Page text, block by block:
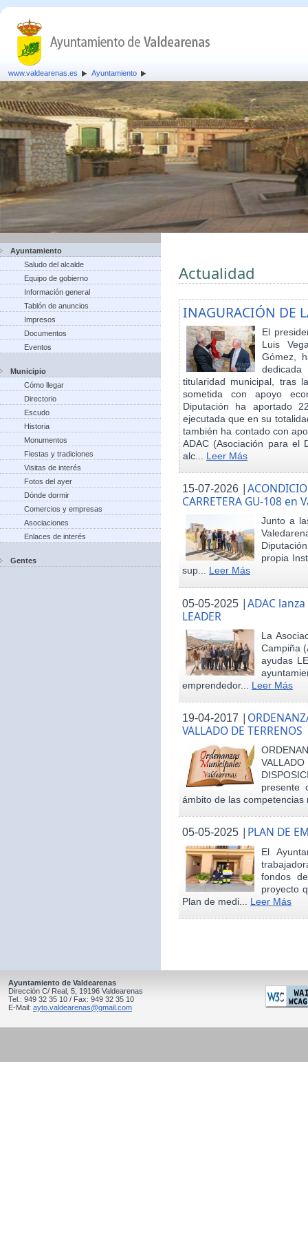
www.valdearenas.es Ayuntamiento
Ayuntamiento
Saludo del alcalde
Equipo de gobierno
Información general
Tablón de anuncios
Impresos
Documentos
Eventos
Municipio
Cómo llegar
Directorio
Escudo
Historia
Monumentos
Fiestas y tradiciones
Visitas de interés
Fotos del ayer
Dónde dormir
Comercios y empresas
Asociaciones
Enlaces de interés
Gentes
Actualidad
INAGURACIÓN DE
El
Luis
Gómez,
titularidad municipal, tras
sometida con apoyo
Diputación ha aportado
ejecutada que en su
también ha contado con
ADAC (Asociación para el
alc... Leer Más
15-07-2026 |
CARRETERA GU-108 en
Junto a
propia
sup... Leer Más
05-05-2025 |ADAC
LEADER
La
Campiña
ayudas
emprendedor... Leer Más
19-04-2017 |
VALLADO DE TERRENOS
presente
ámbito de las
05-05-2025 | PLAN DE
El
fondos
proyecto
Plan de medi... Leer Más
Ayuntamiento de Valdearenas
Dirección C/ Real, 5, 19196 Valdearenas
Tel.: 949 32 35 10 / Fax: 949 32 35 10
E-Mail: ayto.valdearenas@gmail.com